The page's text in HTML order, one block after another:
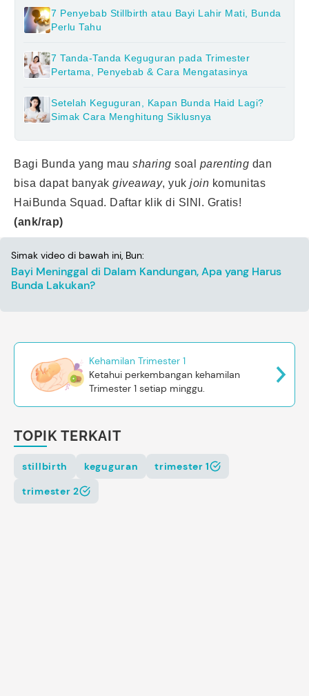
7 Penyebab Stillbirth atau Bayi Lahir Mati, Bunda
Perlu Tahu
7 Tanda-Tanda Keguguran pada Trimester
Pertama, Penyebab & Cara Mengatasinya
Setelah Keguguran, Kapan Bunda Haid Lagi?
Simak Cara Menghitung Siklusnya
Bagi Bunda yang mau sharing soal parenting dan
bisa dapat banyak giveaway, yuk join komunitas
HaiBunda Squad. Daftar klik di SINI . Gratis!
(ank/rap)
Simak video di bawah ini, Bun:
Bayi Meninggal di Dalam Kandungan, Apa yang Harus
Bunda Lakukan?
Kehamilan Trimester 1
Ketahui perkembangan kehamilan
Trimester 1 setiap minggu.
TOPIK TERKAIT
stillbirth keguguran
trimester 1
trimester 2